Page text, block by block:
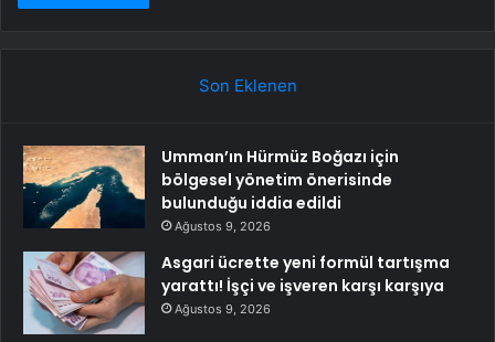
Son Eklenen
Umman’ın Hürmüz Boğazı için
bölgesel yönetim önerisinde
bulunduğu iddia edildi
Ağustos 9, 2026
Asgari ücrette yeni formül tartışma
yarattı! İşçi ve işveren karşı karşıya
Ağustos 9, 2026